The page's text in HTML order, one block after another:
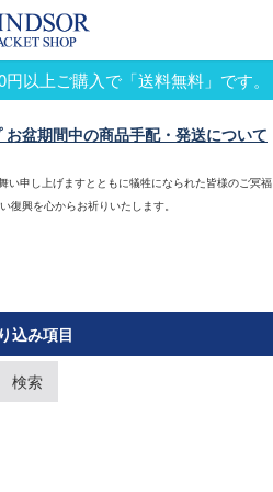
以上ご購入で「送料無料」です。
お盆期間中の商品手配・発送について
申し上げますとともに犠牲になられた皆様のご冥福
復興を心からお祈りいたします。
込み項目